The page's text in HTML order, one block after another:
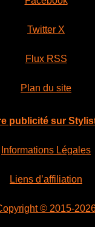
Twitter X
Flux RSS
Plan du site
publicité sur
Informations Légales
Liens d’affiliation
© 2015-